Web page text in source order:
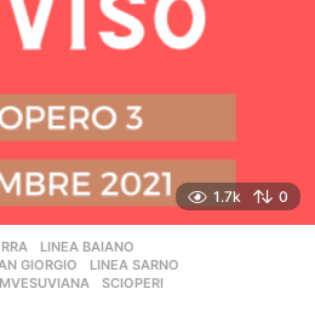
1.7k 0
,LINEA BAIANO
GIORGIO ,LINEA SARNO
,SCIOPERI